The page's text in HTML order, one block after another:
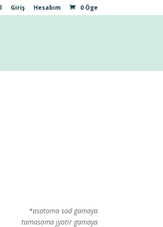
Giriş Hesabım 0 Öge
*asatoma sad gamaya
tamasoma jyotir gamaya